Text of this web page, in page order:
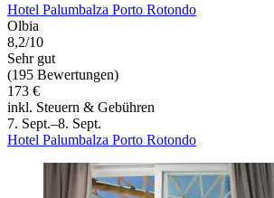
Hotel Palumbalza Porto Rotondo
Olbia
8,2/10
Sehr gut
(195 Bewertungen)
173 €
inkl. Steuern & Gebühren
7. Sept.–8. Sept.
Hotel Palumbalza Porto Rotondo